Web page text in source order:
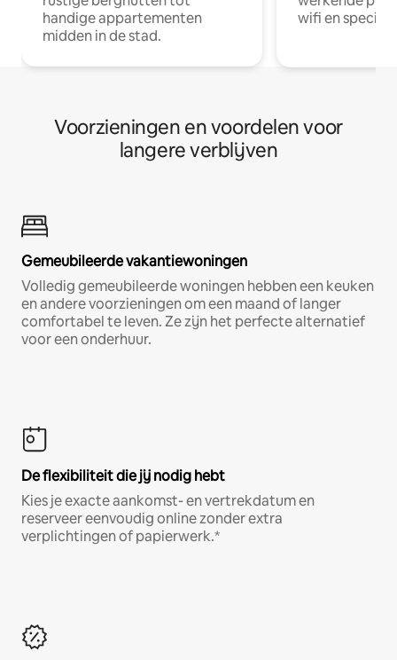
handige appartementen
midden in de stad.
wifi en
Voorzieningen en voordelen voor
langere verblijven
Gemeubileerde vakantiewoningen
Volledig gemeubileerde woningen hebben een keuken
en andere voorzieningen om een maand of langer
comfortabel te leven. Ze zijn het perfecte alternatief
voor een onderhuur.
De flexibiliteit die jij nodig hebt
Kies je exacte aankomst- en vertrekdatum en
reserveer eenvoudig online zonder extra
verplichtingen of papierwerk.*